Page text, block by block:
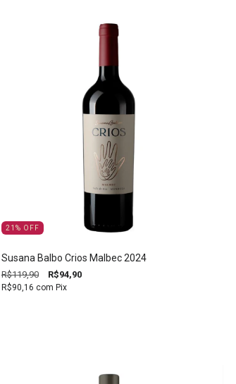
21 % OFF
Susana Balbo Crios Malbec 2024
R$119,90 R$94,90
R$90,16 com Pix